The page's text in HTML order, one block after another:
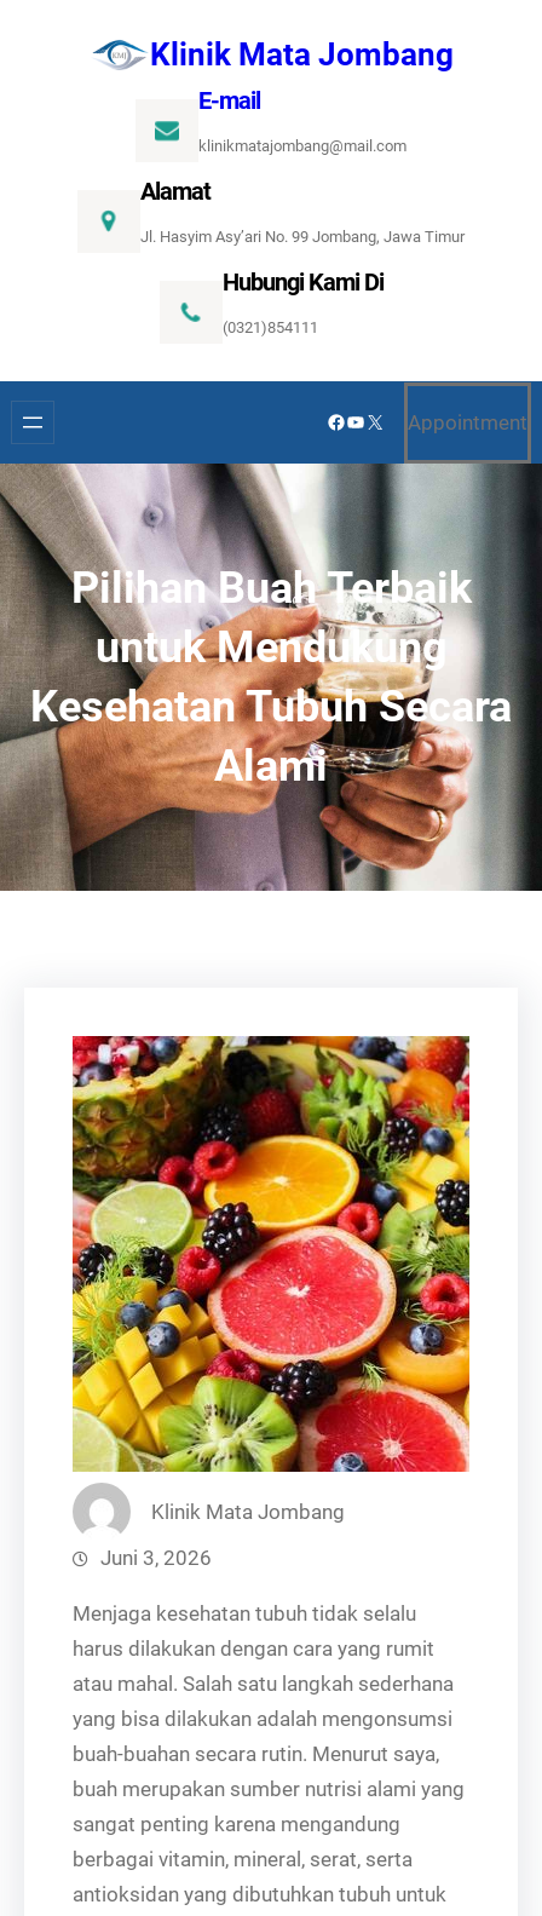
Klinik Mata Jombang
E-mail
klinikmatajombang@mail.com
Alamat
Jl. Hasyim Asy’ari No. 99 Jombang, Jawa Timur
Hubungi Kami Di
(0321)854111
Facebook
YouTube
X Appointment
Pilihan Buah Terbaik
untuk Mendukung
Kesehatan Tubuh Secara
Alami
Klinik Mata Jombang
Juni 3, 2026
Menjaga kesehatan tubuh tidak selalu
harus dilakukan dengan cara yang rumit
atau mahal. Salah satu langkah sederhana
yang bisa dilakukan adalah mengonsumsi
buah-buahan secara rutin. Menurut saya,
buah merupakan sumber nutrisi alami yang
sangat penting karena mengandung
berbagai vitamin, mineral, serat, serta
antioksidan yang dibutuhkan tubuh untuk